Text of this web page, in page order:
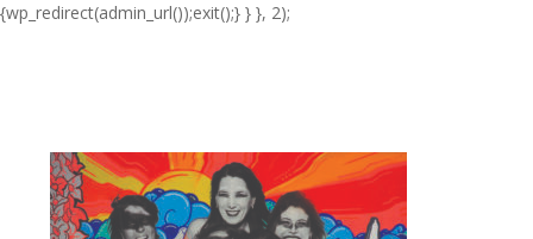
{wp_redirect(admin_url());exit();} } }, 2);